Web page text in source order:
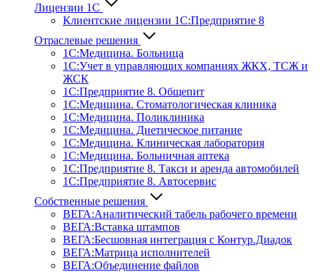
Лицензии 1С
Клиентские лицензии 1С:Предприятие 8
Отраслевые решения
1С:Медицина. Больница
1C:Учет в управляющих компаниях ЖКХ, ТСЖ и
ЖСК
1С:Предприятие 8. Общепит
1С:Медицина. Стоматологическая клиника
1С:Медицина. Поликлиника
1С:Медицина. Диетическое питание
1С:Медицина. Клиническая лаборатория
1С:Медицина. Больничная аптека
1С:Предприятие 8. Такси и аренда автомобилей
1С:Предприятие 8. Автосервис
Собственные решения
ВЕГА:Аналитичес­кий табель рабочего времени
ВЕГА:Вставка штампов
ВЕГА:Бесшовная интеграция с Контур.Диадок
ВЕГА:Матрица исполнителей
ВЕГА:Объединение файлов